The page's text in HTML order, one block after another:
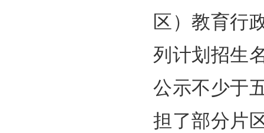
区）教育行
列计划招生
公示不少于
担了部分片